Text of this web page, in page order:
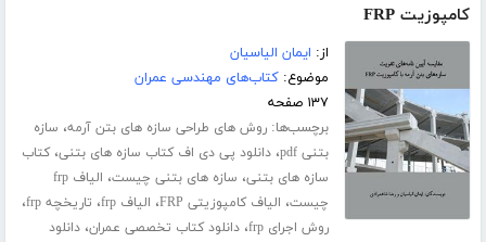
کامپوزیت FRP
از: ایمان الیاسیان
موضوع:کتاب‌های مهندسی عمران
۱۳۷ صفحه
برچسب‌ها:روش های طراحی سازه های بتن آرمه، سازه
بتنی pdf
،دانلود پی دی اف کتاب سازه های بتنی،کتاب
سازه های بتنی، سازه های بتنی چیست،
الیاف frp
چیست، الیاف کامپوزیتی FRP ، الیاف frp ، تاریخچه frp ،
روش اجرای frp ،دانلود کتاب تخصصی عمران،دانلود